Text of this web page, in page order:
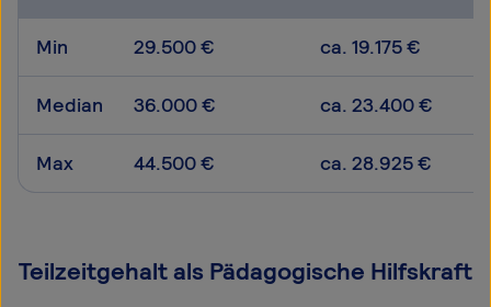
Min 29.500 € ca. 19.175 €
Median 36.000 € ca. 23.400 €
Max 44.500 € ca. 28.925 €
Teilzeitgehalt als Pädagogische Hilfskraft